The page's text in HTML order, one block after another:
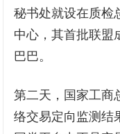
秘书处就设在质检
中心，其首批联盟
巴巴。
第二天，国家工商
络交易定向监测结